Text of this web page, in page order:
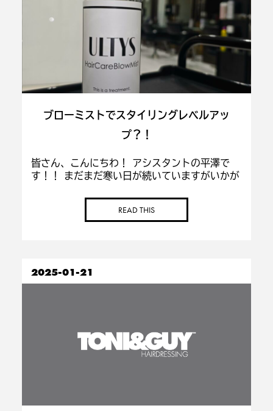
ブローミストでスタイリングレベルアッ
プ？！
皆さん、こんにちわ！ アシスタントの平澤で
す！！ まだまだ寒い日が続いていますがいかが
HairCareBlowMist(ヘアケア ブローミスト)
を紹介させて頂きます！！ こちらは乾か […]
READ THIS
2025-01-21